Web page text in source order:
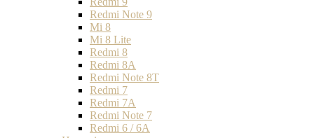
Redmi Note 9
Mi 8
Mi 8 Lite
Redmi 8
Redmi 8A
Redmi Note 8T
Redmi 7
Redmi 7A
Redmi Note 7
Redmi 6 / 6A